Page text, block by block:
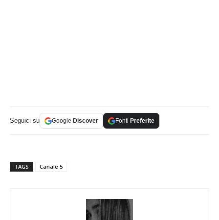
Seguici su Google Discover Fonti Preferite
TAGS Canale 5